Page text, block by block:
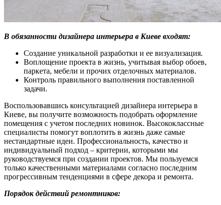
В обязанности дизайнера интерьера в Киеве входят:
Создание уникальной разработки и ее визуализация.
Воплощение проекта в жизнь, учитывая выбор обоев,
паркета, мебели и прочих отделочных материалов.
Контроль правильного выполнения поставленной
задачи.
Воспользовавшись консультацией дизайнера интерьера в
Киеве, вы получите возможность подобрать оформление
помещения с учетом последних новинок. Высококлассные
специалисты помогут воплотить в жизнь даже самые
нестандартные идеи. Профессиональность, качество и
индивидуальный подход – критерии, которыми мы
руководствуемся при создании проектов. Мы пользуемся
только качественными материалами согласно последним
прогрессивным тенденциями в сфере декора и ремонта.
Порядок действий ремонтников: